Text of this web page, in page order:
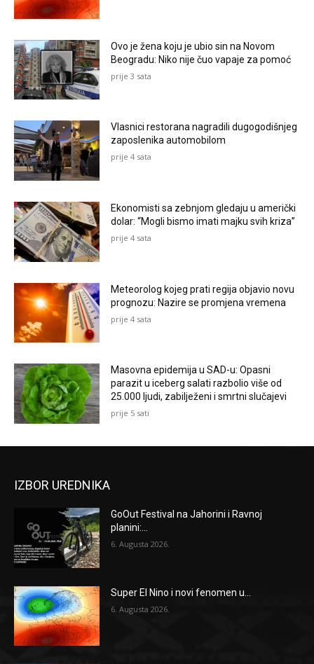
Ovo je žena koju je ubio sin na Novom
Beogradu: Niko nije čuo vapaje za pomoć
prije 3 sata
Vlasnici restorana nagradili dugogodišnjeg
zaposlenika automobilom
prije 4 sata
Ekonomisti sa zebnjom gledaju u američki
dolar: “Mogli bismo imati majku svih kriza”
prije 4 sata
Meteorolog kojeg prati regija objavio novu
prognozu: Nazire se promjena vremena
prije 4 sata
Masovna epidemija u SAD-u: Opasni
parazit u iceberg salati razbolio više od
25.000 ljudi, zabilježeni i smrtni slučajevi
prije 5 sati
IZBOR UREDNIKA
GoOut Festival na Jahorini i Ravnoj
planini:...
6. Augusta 2026.
Super El Nino i novi fenomen u...
6. Augusta 2026.